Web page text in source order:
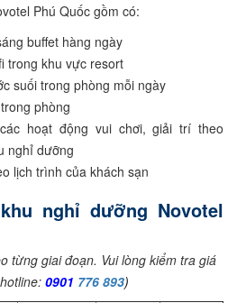
Phú Quốc gồm có:
buffet hàng ngày
trong khu vực resort
suối trong phòng mỗi ngày
phòng
hoạt động vui chơi, giải trí theo
nghỉ dưỡng
lịch trình của khách sạn
nghỉ dưỡng Novotel
từng giai đoạn. Vui lòng kiểm tra giá
0901 776 893)